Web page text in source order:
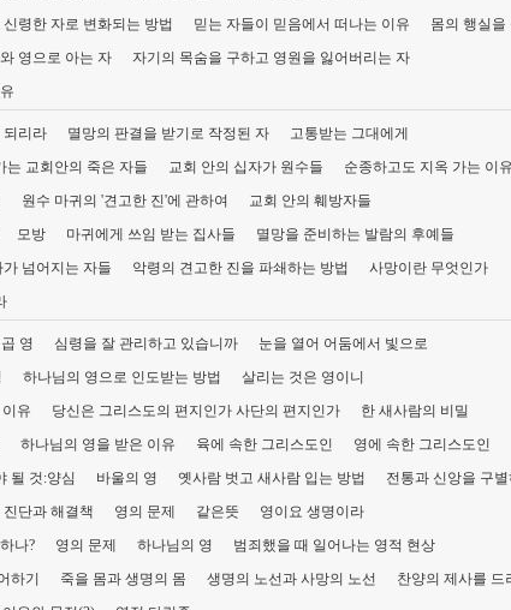
령한 자로 변화되는 방법 믿는 자들이 믿음에서 떠나는 이유
몸의 행실을
영으로 아는 자
자기의 목숨을 구하고 영원을 잃어버리는 자
되리라 멸망의 판결을 받기로 작정된 자
고통받는 그대에게
는 교회안의 죽은 자들 교회 안의 십자가 원수들
순종하고도 지옥 가는 이유
원수 마귀의 '견고한 진'에 관하여
교회 안의 훼방자들
모방 마귀에게 쓰임 받는 집사들
멸망을 준비하는 발람의 후예들
넘어지는 자들 악령의 견고한 진을 파쇄하는 방법
사망이란 무엇인가
영 심령을 잘 관리하고 있습니까
눈을 열어 어둠에서 빛으로
하나님의 영으로 인도받는 방법
살리는 것은 영이니
유 당신은 그리스도의 편지인가 사단의 편지인가
한 새사람의 비밀
하나님의 영을 받은 이유 육에 속한 그리스도인
영에 속한 그리스도인
될 것:양심 바울의 영 옛사람 벗고 새사람 입는 방법
전통과 신앙을 구
단과 해결책 영의 문제 같은뜻
영이요 생명이라
나? 영의 문제 하나님의 영
범죄했을 때 일어나는 영적 현상
하기 죽을 몸과 생명의 몸 생명의 노선과 사망의 노선
찬양의 제사를 드